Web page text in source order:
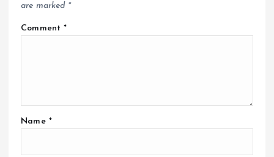
are marked *
Comment*
Name *